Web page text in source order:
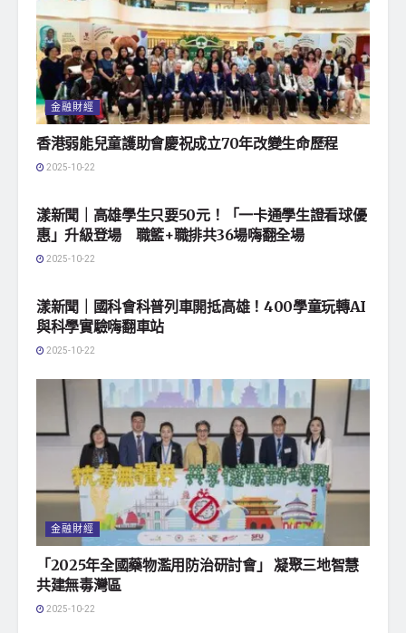
金融財經
香港弱能兒童護助會慶祝成立70年改變生命歷程
2025-10-22
漾新聞｜高雄學生只要50元！「一卡通學生證看球優
惠」升級登場 職籃+職排共36場嗨翻全場
2025-10-22
漾新聞｜國科會科普列車開抵高雄！400學童玩轉AI
與科學實驗嗨翻車站
2025-10-22
金融財經
「2025年全國藥物濫用防治研討會」 凝聚三地智慧
共建無毒灣區
2025-10-22